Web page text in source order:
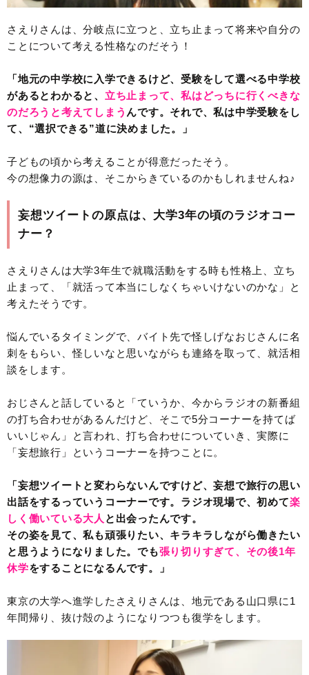
さえりさんは、分岐点に立つと、立ち止まって将来や自分の
ことについて考える性格なのだそう！
「地元の中学校に入学できるけど、受験をして選べる中学校
があるとわかると、 立ち止まって、私はどっちに行くべきな
のだろうと考えてしまう んです。それで、私は中学受験をし
て、“選択できる”道に決めました。」
子どもの頃から考えることが得意だったそう。
今の想像力の源は、そこからきているのかもしれませんね♪
妄想ツイートの原点は、大学3年の頃のラジオコー
ナー？
さえりさんは大学3年生で就職活動をする時も性格上、立ち
止まって、「就活って本当にしなくちゃいけないのかな」と
考えたそうです。
悩んでいるタイミングで、バイト先で怪しげなおじさんに名
刺をもらい、怪しいなと思いながらも連絡を取って、就活相
談をします。
おじさんと話していると「ていうか、今からラジオの新番組
の打ち合わせがあるんだけど、そこで5分コーナーを持てば
いいじゃん」と言われ、打ち合わせについていき、実際に
「妄想旅行」というコーナーを持つことに。
「妄想ツイートと変わらないんですけど、妄想で旅行の思い
出話をするっていうコーナーです。ラジオ現場で、初めて楽
しく働いている大人 と出会ったんです。
その姿を見て、私も頑張りたい、キラキラしながら働きたい
と思うようになりました。でも張り切りすぎて、その後1年
休学をすることになるんです。」
東京の大学へ進学したさえりさんは、地元である山口県に1
年間帰り、抜け殻のようになりつつも復学をします。